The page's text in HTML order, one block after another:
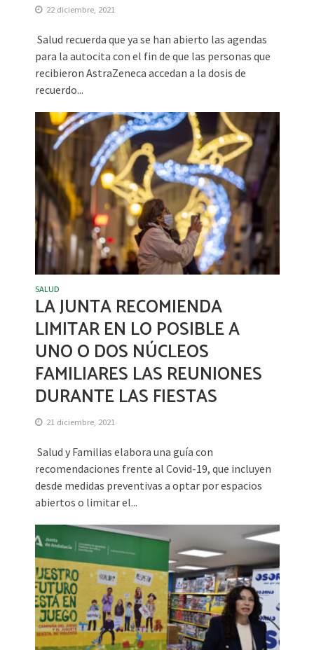
22 diciembre, 2021
Salud recuerda que ya se han abierto las agendas
para la autocita con el fin de que las personas que
recibieron AstraZeneca accedan a la dosis de
recuerdo...
SALUD
LA JUNTA RECOMIENDA
LIMITAR EN LO POSIBLE A
UNO O DOS NÚCLEOS
FAMILIARES LAS REUNIONES
DURANTE LAS FIESTAS
21 diciembre, 2021
Salud y Familias elabora una guía con
recomendaciones frente al Covid-19, que incluyen
desde medidas preventivas a optar por espacios
abiertos o limitar el...